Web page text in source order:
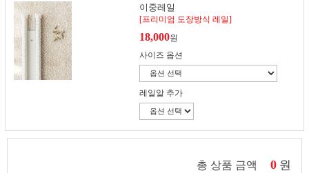
이중레일
[프리미엄 도장방식 레일]
18,000원
사이즈 옵션
레일알 추가
총 상품 금액 0 원